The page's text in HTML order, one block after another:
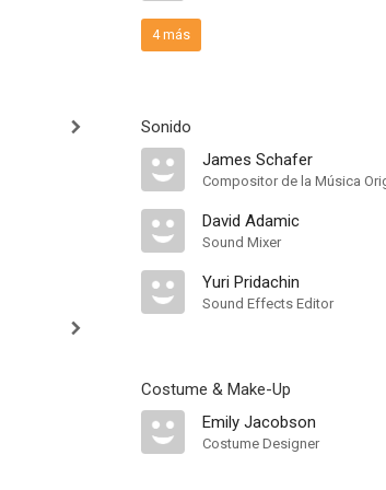
4 más
Sonido
James Schafer
Compositor de la Música
David Adamic
Sound Mixer
Yuri Pridachin
Sound Effects Editor
Costume & Make-Up
Emily Jacobson
Costume Designer